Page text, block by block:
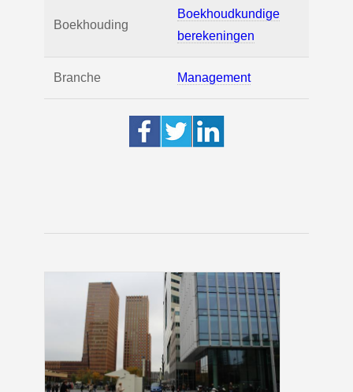
Boekhouding
Boekhoudkundige
berekeningen
Branche Management